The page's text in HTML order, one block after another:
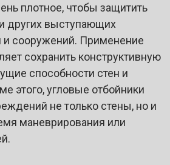
плотное, чтобы защитить
других выступающих
и сооружений. Применение
сохранить конструктивную
способности стен и
этого, угловые отбойники
не только стены, но и
маневрирования или